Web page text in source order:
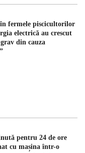
în fermele piscicultorilor
electrică au crescut
din cauza
pentru 24 de ore
cu mașina într-o